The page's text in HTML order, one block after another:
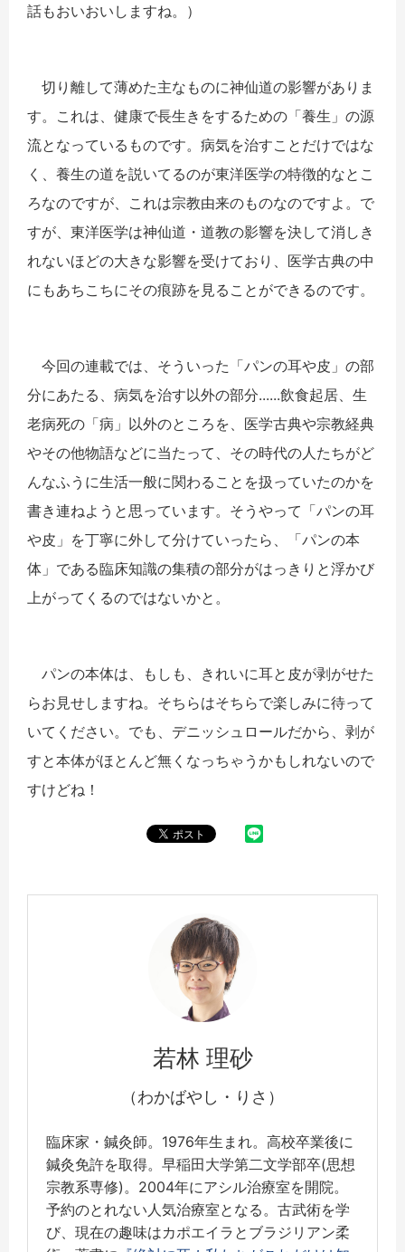
話もおいおいしますね。）
切り離して薄めた主なものに神仙道の影響がありま
す。これは、健康で長生きをするための「養生」の源
流となっているものです。病気を治すことだけではな
く、養生の道を説いてるのが東洋医学の特徴的なとこ
ろなのですが、これは宗教由来のものなのですよ。で
すが、東洋医学は神仙道・道教の影響を決して消しき
れないほどの大きな影響を受けており、医学古典の中
にもあちこちにその痕跡を見ることができるのです。
今回の連載では、そういった「パンの耳や皮」の部
分にあたる、病気を治す以外の部分......飲食起居、生
老病死の「病」以外のところを、医学古典や宗教経典
やその他物語などに当たって、その時代の人たちがど
んなふうに生活一般に関わることを扱っていたのかを
書き連ねようと思っています。そうやって「パンの耳
や皮」を丁寧に外して分けていったら、「パンの本
体」である臨床知識の集積の部分がはっきりと浮かび
上がってくるのではないかと。
パンの本体は、もしも、きれいに耳と皮が剥がせた
らお見せしますね。そちらはそちらで楽しみに待って
いてください。でも、デニッシュロールだから、剥が
すと本体がほとんど無くなっちゃうかもしれないので
すけどね！
若林 理砂
（わかばやし・りさ）
臨床家・鍼灸師。1976年生まれ。高校卒業後に
鍼灸免許を取得。早稲田大学第二文学部卒(思想
宗教系専修)。2004年にアシル治療室を開院。
予約のとれない人気治療室となる。古武術を学
び、現在の趣味はカポエイラとブラジリアン柔